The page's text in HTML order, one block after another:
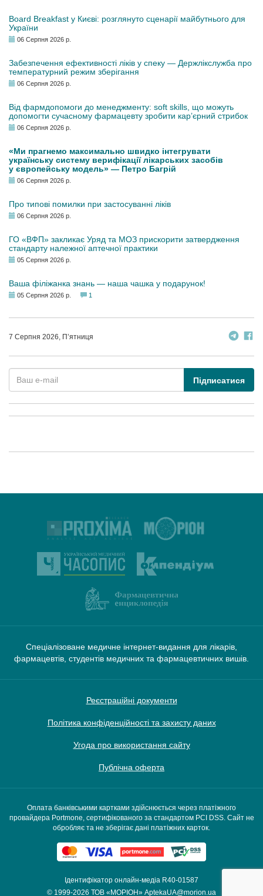
Board Breakfast у Києві: розглянуто сценарії майбутнього для
України
06 Серпня 2026 р.
Забезпечення ефективності ліків у спеку — Держлікслужба про
температурний режим зберігання
06 Серпня 2026 р.
Від фармдопомоги до менеджменту: soft skills, що можуть
допомогти сучасному фармацевту зробити кар’єрний стрибок
06 Серпня 2026 р.
«Ми прагнемо максимально швидко інтегрувати
українську систему верифікації лікарських засобів
у європейську модель» — Петро Багрій
06 Серпня 2026 р.
Про типові помилки при застосуванні ліків
06 Серпня 2026 р.
ГО «ВФП» закликає Уряд та МОЗ прискорити затвердження
стандарту належної аптечної практики
05 Серпня 2026 р.
Ваша філіжанка знань — наша чашка у подарунок!
05 Серпня 2026 р. 1
7 Серпня 2026, П’ятниця
Підписатися
Спеціалізоване медичне інтернет-видання для лікарів,
фармацевтів, студентів медичних та фармацевтичних вишів.
Реєстраційні документи
Політика конфіденційності та захисту даних
Угода про використання сайту
Публічна оферта
Ідентифікатор онлайн-медіа R40-01587
© 1999-2026 ТОВ «МОРІОН» AptekaUA@morion.ua
Оплата банківськими картками здійснюється через платіжного
провайдера Portmone, сертифікованого за стандартом PCI DSS. Сайт не
обробляє та не зберігає дані платіжних карток.